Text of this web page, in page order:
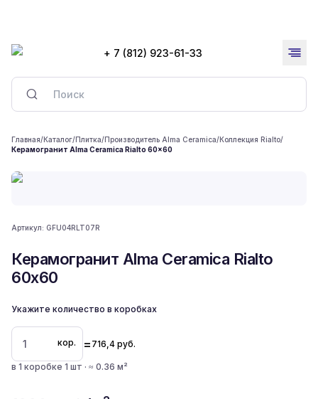
+ 7 (812) 923-61-33
Главная/Каталог/Плитка/Производитель Alma Ceramica/Коллекция Rialto/
Керамогранит Alma Ceramica Rialto 60x60
Артикул: GFU04RLT07R
Керамогранит Alma Ceramica Rialto
60x60
Укажите количество в коробках
кор. = 716,4 руб.
в 1 коробке 1 шт · ≈ 0.36 м²